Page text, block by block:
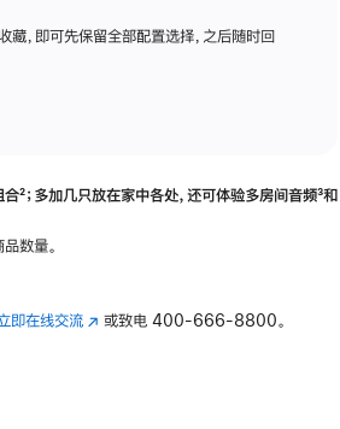
藏，即可先保留全部配置选择，之后随时回
合脚
²；多加几只放在家中各处，还可体验多‍房‍间音频脚
³和
数量。
即在线交流(在 或致电 400-666-8800。